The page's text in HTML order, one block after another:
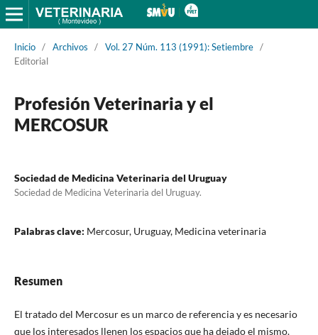
Inicio / Archivos / Vol. 27 Núm. 113 (1991): Setiembre /
Editorial
Profesión Veterinaria y el
MERCOSUR
Sociedad de Medicina Veterinaria del Uruguay
Sociedad de Medicina Veterinaria del Uruguay.
Palabras clave: Mercosur, Uruguay, Medicina veterinaria
Resumen
El tratado del Mercosur es un marco de referencia y es necesario
que los interesados llenen los espacios que ha dejado el mismo.